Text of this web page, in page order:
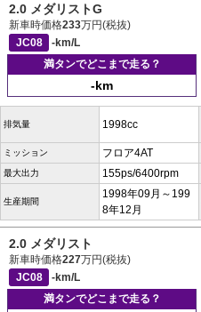
2.0 メダリストG
新車時価格233万円(税抜)
JC08
-km/L
満タンでどこまで走る？
-km
排気量 1998cc
ミッション フロア4AT
最大出力 155ps/6400rpm
生産期間
1998年09月～199
8年12月
2.0 メダリスト
新車時価格227万円(税抜)
JC08
-km/L
満タンでどこまで走る？